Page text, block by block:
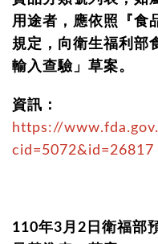
用途者，應依照『食
規定，向衛生福利部
輸入查驗」草案。
資訊：
https://
cid=5072&id=26817
110年3月2日衛福部